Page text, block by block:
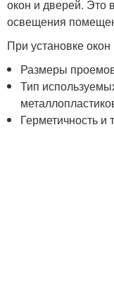
окон и дверей. Это
освещения
При установке
Размеры
Тип
Герметичность и